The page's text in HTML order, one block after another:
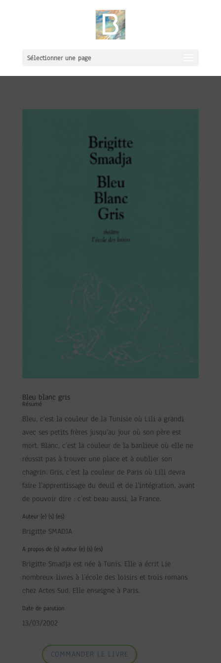
Sélectionner une page
Bleu blanc gris
Résumé
Bleu, c’est la couleur de la Tunisie où Lili a grandi
avec ses petits frères jusqu’au jour où son père est
mort. Blanc, c’est la couleur de la banlieue où elle ne
réussit pas à trouver une place et à oublier son
chagrin. Gris, c’est la couleur de Paris où Lili devra
faire l’apprentissage du deuil et de l’intégration, avant
de pouvoir dire : c’est beau aussi, la France.
Auteur (e) (s) (es)
Brigitte SMADJA
A propos de (s) auteur (e) (s) (es)
Brigitte Smadja est née à Tunis. Elle a écrit Lie
nombreux livres à l’école des loisirs et trois romans
chez Actes Sud. Elle enseigne à Paris.
Date de parution
13/03/2002
COMMANDER LE LIVRE